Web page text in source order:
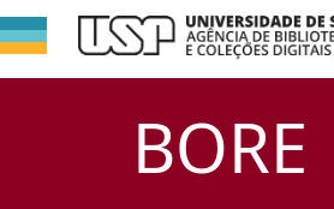
BORE
Filtrar
Assunto
DSpace/Manakin +